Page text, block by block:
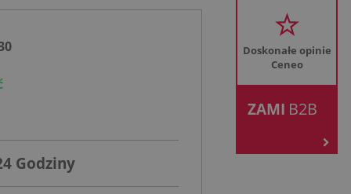
Godziny
Doskonałe opinie
Ceneo
ZAMI B2B